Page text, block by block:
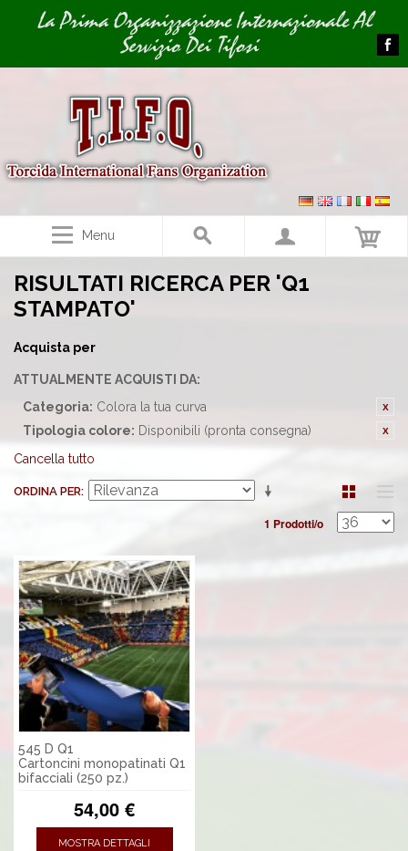
Image 01La Prima Organizzazione Internazionale Al
Servizio Dei Tifosi
Menu
RISULTATI RICERCA PER 'Q1
STAMPATO'
Acquista per
ATTUALMENTE ACQUISTI DA:
Categoria: Colora la tua curva
Tipologia colore: Disponibili (pronta consegna)
Cancella tutto
ORDINA PER
1 Prodotti/o
545 D Q1
Cartoncini monopatinati Q1
bifacciali (250 pz.)
54,00 €
MOSTRA DETTAGLI